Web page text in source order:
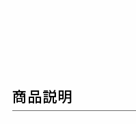
商品説明